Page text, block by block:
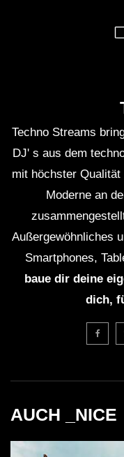
Techno Streams
DJ' s aus dem
mit höchster
Moderne an
Außergewöhnliches
Smartphones,
baue dir deine
dich,
AUCH _NICE